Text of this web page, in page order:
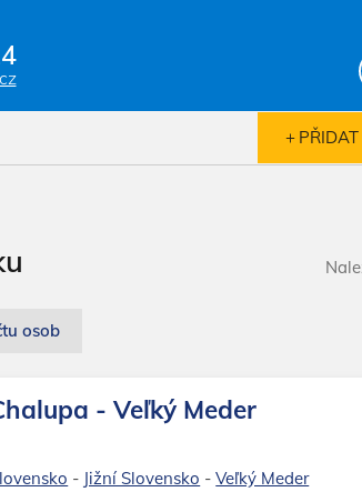
osob
- Veľký Meder
- Jižní Slovensko -Veľký Meder